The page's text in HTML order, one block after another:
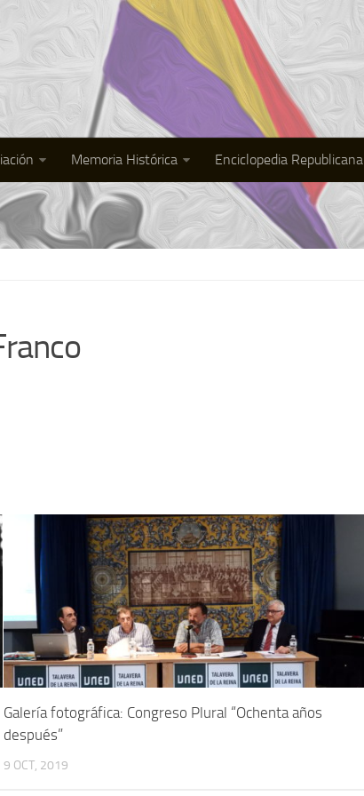
Memoria Histórica Enciclopedia Republicana
Galería fotográfica: Congreso Plural “Ochenta años
después”
9 OCT, 2019